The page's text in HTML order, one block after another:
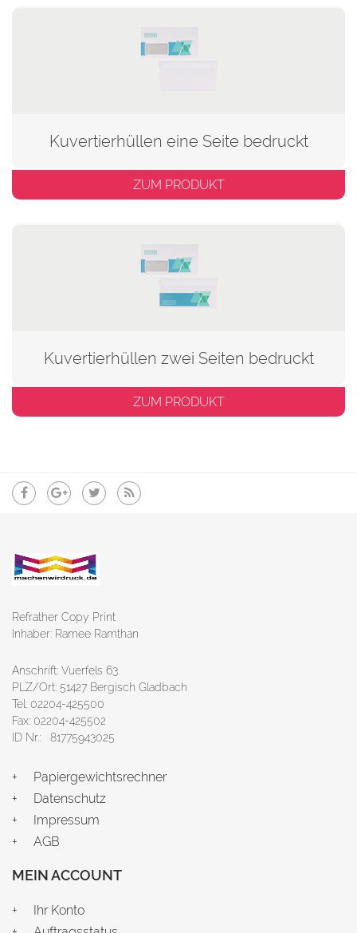
Kuvertierhüllen eine Seite bedruckt
ZUM PRODUKT
Kuvertierhüllen zwei Seiten bedruckt
ZUM PRODUKT
Refrather Copy Print
Inhaber: Ramee Ramthan
Anschrift: Vuerfels 63
PLZ/Ort: 51427 Bergisch Gladbach
Tel: 02204-425500
Fax: 02204-425502
ID Nr.: 81775943025
Papiergewichtsrechner
Datenschutz
Impressum
AGB
MEIN ACCOUNT
Ihr Konto